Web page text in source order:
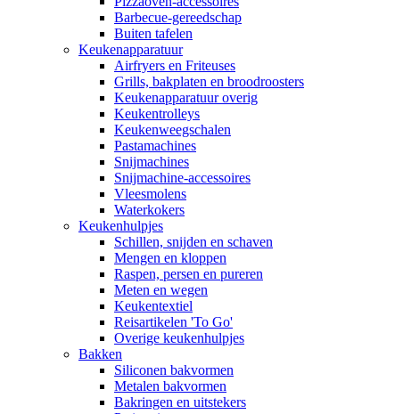
Barbecue-gereedschap
Buiten tafelen
Keukenapparatuur
Airfryers en Friteuses
Grills, bakplaten en broodroosters
Keukenapparatuur overig
Keukentrolleys
Keukenweegschalen
Pastamachines
Snijmachines
Snijmachine-accessoires
Vleesmolens
Waterkokers
Keukenhulpjes
Schillen, snijden en schaven
Mengen en kloppen
Raspen, persen en pureren
Meten en wegen
Keukentextiel
Reisartikelen 'To Go'
Overige keukenhulpjes
Bakken
Siliconen bakvormen
Metalen bakvormen
Bakringen en uitstekers